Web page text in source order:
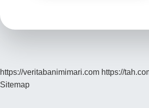
https://veritabanimimari.com https://
Sitemap